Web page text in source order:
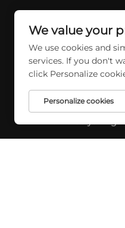
Opdag et bredt
udendørs
Med over 10
drevet af stik,
vores nyeste
We value your
We use cookies and
services. If you don't
click Personalize
Personalize cookies